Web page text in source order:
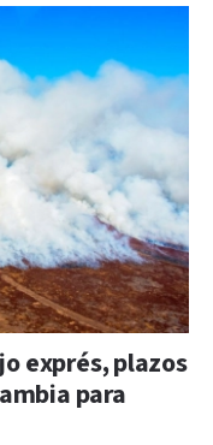
exprés, plazos
para